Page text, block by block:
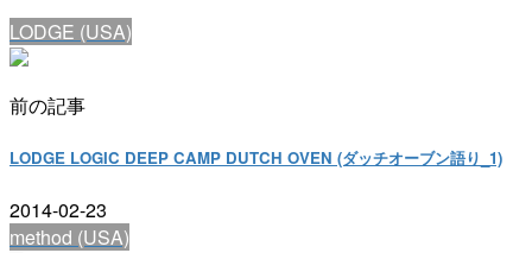
LODGE (USA)
前の記事
LODGE LOGIC DEEP CAMP DUTCH OVEN (ダッチオーブン語り_1)
2014-02-23
method (USA)